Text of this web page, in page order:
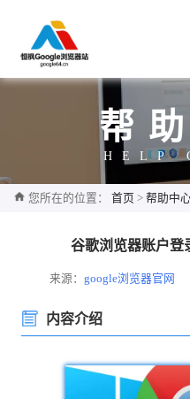
帮
HELP
您所在的位置： 首页 > 帮助中
谷歌浏览器账户登
来源：google浏览器官网
内容介绍